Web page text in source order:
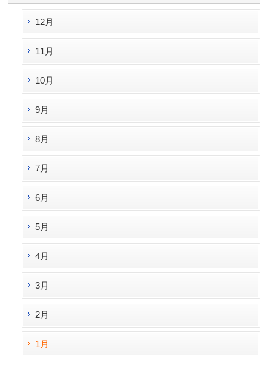
12月
11月
10月
9月
8月
7月
6月
5月
4月
3月
2月
1月